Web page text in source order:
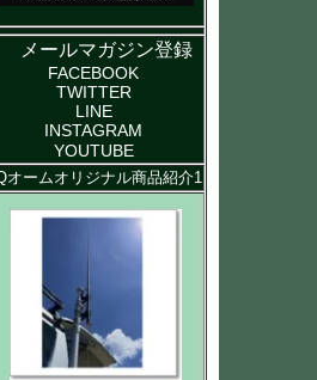
メールマガジン登録
FACEBOOK
TWITTER
LINE
INSTAGRAM
YOUTUBE
オームオリジナル商品紹介1